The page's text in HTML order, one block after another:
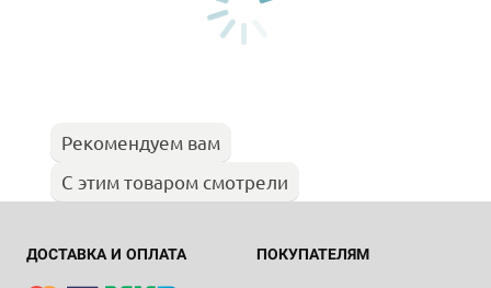
Рекомендуем вам
С этим товаром смотрели
ДОСТАВКА И ОПЛАТА ПОКУПАТЕЛЯМ